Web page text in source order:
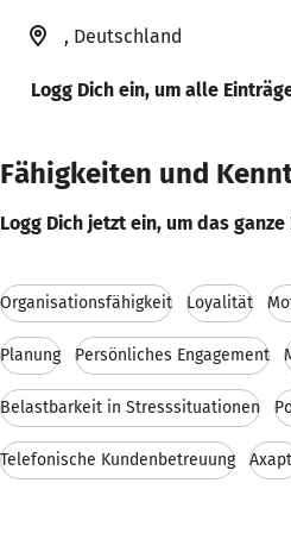
, Deutschland
Logg Dich ein, um alle
Fähigkeiten und
Logg Dich jetzt ein, um das
Organisationsfähigkeit Loyalität
Planung Persönliches Engagement
Belastbarkeit in Stresssituationen
Telefonische Kundenbetreuung